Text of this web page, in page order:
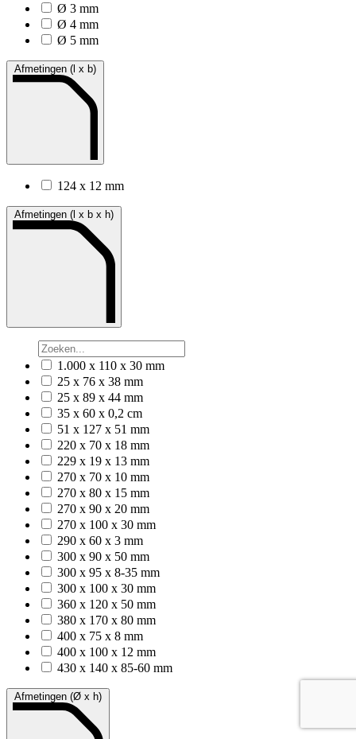
Ø 3 mm
Ø 4 mm
Ø 5 mm
Afmetingen (l x b)
124 x 12 mm
Afmetingen (l x b x h)
1.000 x 110 x 30 mm
25 x 76 x 38 mm
25 x 89 x 44 mm
35 x 60 x 0,2 cm
51 x 127 x 51 mm
220 x 70 x 18 mm
229 x 19 x 13 mm
270 x 70 x 10 mm
270 x 80 x 15 mm
270 x 90 x 20 mm
270 x 100 x 30 mm
290 x 60 x 3 mm
300 x 90 x 50 mm
300 x 95 x 8-35 mm
300 x 100 x 30 mm
360 x 120 x 50 mm
380 x 170 x 80 mm
400 x 75 x 8 mm
400 x 100 x 12 mm
430 x 140 x 85-60 mm
Afmetingen (Ø x h)